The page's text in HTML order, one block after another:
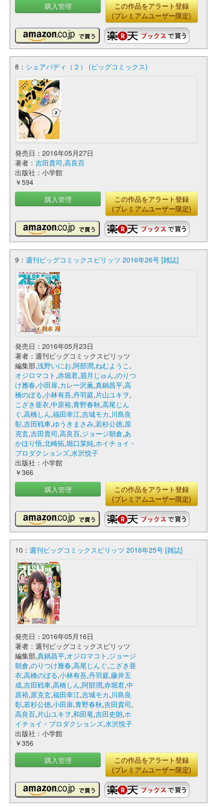
購入管理
この作品をアラート登録
(プレミアムユーザー限定)
8： シェアバディ（２） (ビッグコミックス)
発売日：2016年05月27日
著者： 吉田貴司,高良百
出版社：小学館
￥594
購入管理
この作品をアラート登録
(プレミアムユーザー限定)
9： 週刊ビッグコミックスピリッツ 2016年26号 [雑誌]
発売日：2016年05月23日
著者：週刊ビッグコミックスピリッツ
編集部,浅野いにお,阿部潤,ねむようこ ,
オジロマコト ,赤堀君,眉月じゅん,のりつ
け雅春,小田扉,カレー沢薫,真鍋昌平,高
橋のぼる,小林有吾,丹羽庭,片山ユキヲ,
こざき亜衣,中原裕,青野春秋,高尾じん
ぐ,高橋しん,福田幸江,吉城モカ,川島良
彰,吉田戦車,ゆうきまさみ,若杉公徳,原
克玄,吉田貴司,高良百,ジョージ朝倉,あ
かほり悟,北崎拓,堀口茉純,ホイチョイ・
プロダクションズ,水沢悦子
出版社：小学館
￥366
購入管理
この作品をアラート登録
(プレミアムユーザー限定)
10： 週刊ビッグコミックスピリッツ 2016年25号 [雑誌]
発売日：2016年05月16日
著者：週刊ビッグコミックスピリッツ
編集部,真鍋昌平,オジロマコト ,ジョージ
朝倉,のりつけ雅春,高尾じんぐ,こざき亜
衣,高橋のぼる,小林有吾,丹羽庭,藤井五
成,吉田戦車,高橋しん,阿部潤,赤堀君,中
原裕,原克玄,福田幸江,吉城モカ,川島良
彰,若杉公徳,小田扉,青野春秋,吉田貴司,
高良百,片山ユキヲ,和田竜,吉田史朗,ホ
イチョイ・プロダクションズ,水沢悦子
出版社：小学館
￥356
購入管理
この作品をアラート登録
(プレミアムユーザー限定)